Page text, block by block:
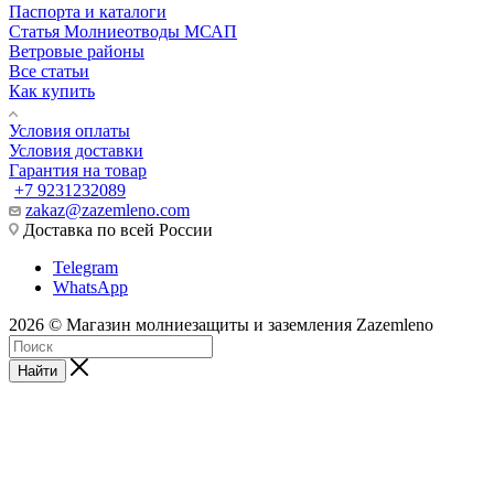
Паспорта и каталоги
Статья Молниеотводы МСАП
Ветровые районы
Все статьи
Как купить
Условия оплаты
Условия доставки
Гарантия на товар
+7 9231232089
zakaz@zazemleno.com
Доставка по всей России
Telegram
WhatsApp
2026 © Магазин молниезащиты и заземления Zazemleno
Найти